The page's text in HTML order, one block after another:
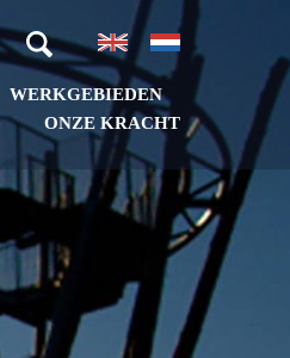
WERKGEBIEDEN
ONZE KRACHT